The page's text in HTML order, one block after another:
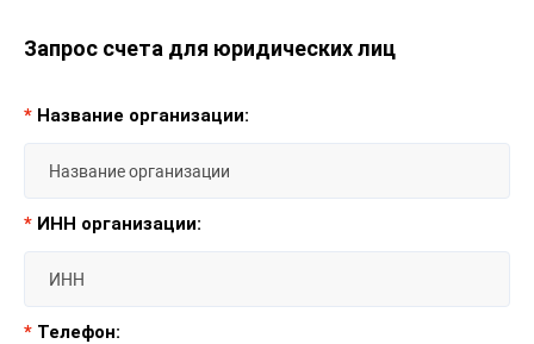
Запрос счета для юридических лиц
* Название организации:
* ИНН организации:
* Телефон: